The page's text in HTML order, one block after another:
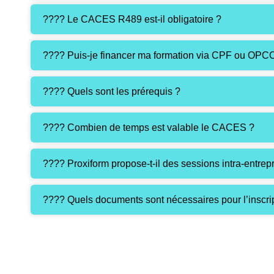
???? Le CACES R489 est-il obligatoire ?
???? Puis-je financer ma formation via CPF ou
???? Quels sont les prérequis ?
???? Combien de temps est valable le CACES ?
???? Proxiform propose-t-il des sessions intra-
???? Quels documents sont nécessaires pour